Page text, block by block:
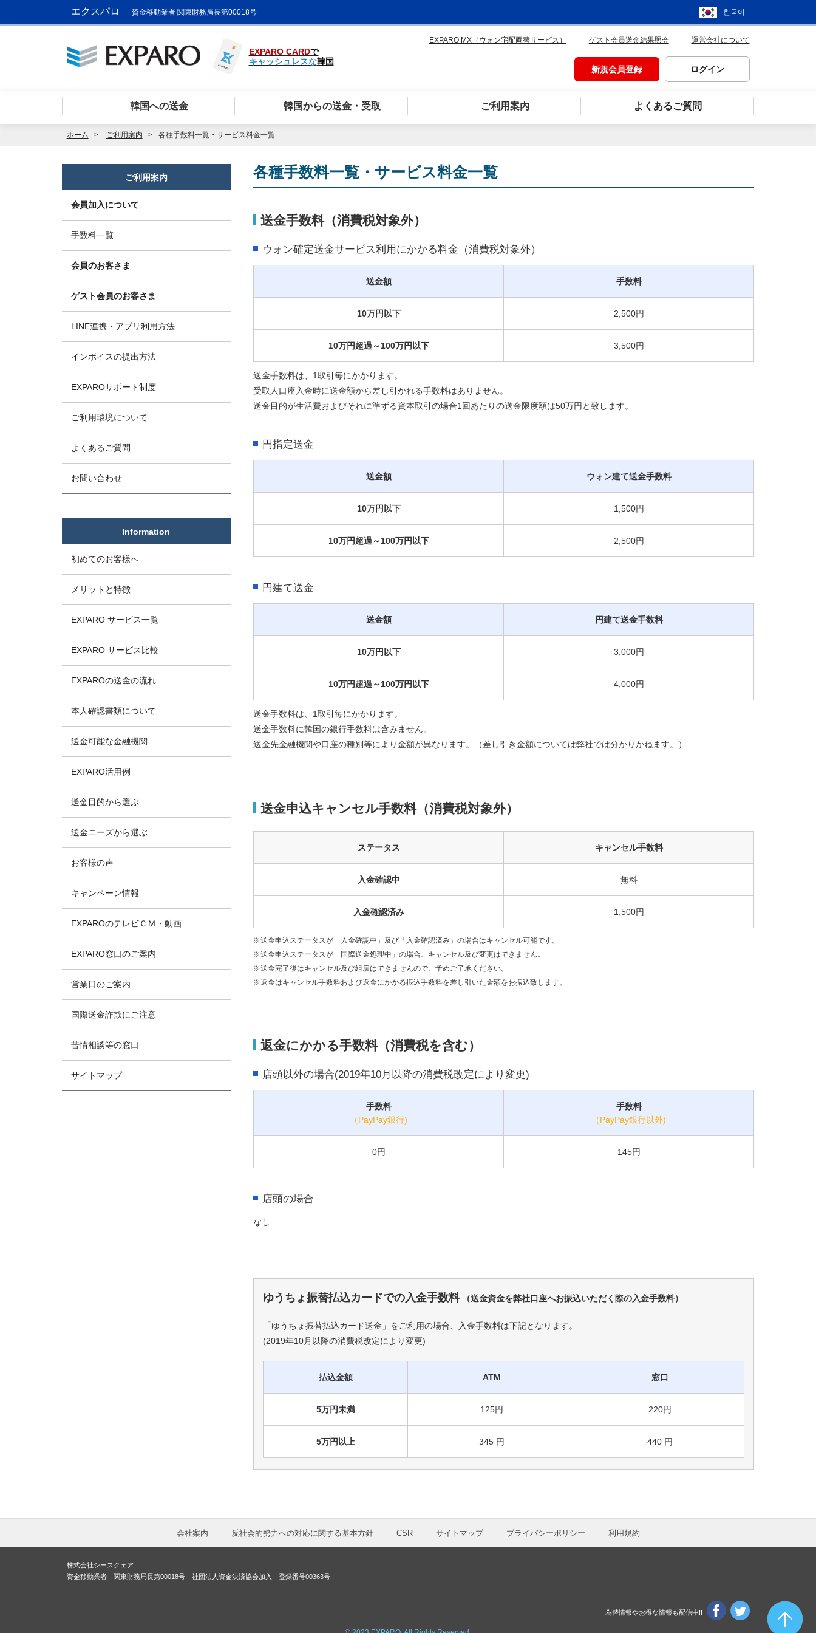
エクスパロ 資金移動業者 関東財務局長第00018号 한국어
EXPARO CARDで
キャッシュレスな韓国
EXPARO MX（ウォン宅配両替サービス） ゲスト会員送金結果照会 運営会社について
新規会員登録 ログイン
韓国への送金 韓国からの送金・受取 ご利用案内 よくあるご質問
ホーム ご利用案内 各種手数料一覧・サービス料金一覧
各種手数料一覧・サービス料金一覧
送金手数料（消費税対象外）
ウォン確定送金サービス利用にかかる料金（消費税対象外）
送金額 手数料
10万円以下 2,500円
10万円超過～100万円以下 3,500円
送金手数料は、1取引毎にかかります。
受取人口座入金時に送金額から差し引かれる手数料はありません。
送金目的が生活費およびそれに準ずる資本取引の場合1回あたりの送金限度額は50万円と致します。
円指定送金
送金額 ウォン建て送金手数料
10万円以下 1,500円
10万円超過～100万円以下 2,500円
円建て送金
送金額 円建て送金手数料
10万円以下 3,000円
10万円超過～100万円以下 4,000円
送金手数料は、1取引毎にかかります。
送金手数料に韓国の銀行手数料は含みません。
送金先金融機関や口座の種別等により金額が異なります。（差し引き金額については弊社では分かりかねます。）
送金申込キャンセル手数料（消費税対象外）
ステータス キャンセル手数料
入金確認中 無料
入金確認済み 1,500円
※送金申込ステータスが「入金確認中」及び「入金確認済み」の場合はキャンセル可能です。
※送金申込ステータスが「国際送金処理中」の場合、キャンセル及び変更はできません。
※送金完了後はキャンセル及び組戻はできませんので、予めご了承ください。
※返金はキャンセル手数料および返金にかかる振込手数料を差し引いた金額をお振込致します。
返金にかかる手数料（消費税を含む）
店頭以外の場合(2019年10月以降の消費税改定により変更)
手数料
（PayPay銀行)
手数料
（PayPay銀行以外)
0円 145円
店頭の場合
なし
ゆうちょ振替払込カードでの入金手数料（送金資金を弊社口座へお振込いただく際の入金手数料）
「ゆうちょ振替払込カード送金」をご利用の場合、入金手数料は下記となります。
(2019年10月以降の消費税改定により変更)
払込金額 ATM 窓口
5万円未満 125円 220円
5万円以上 345 円 440 円
ご利用案内
会員加入について
手数料一覧
会員のお客さま
ゲスト会員のお客さま
LINE連携・アプリ利用方法
インボイスの提出方法
EXPAROサポート制度
ご利用環境について
よくあるご質問
お問い合わせ
Information
初めてのお客様へ
メリットと特徴
EXPARO サービス一覧
EXPARO サービス比較
EXPAROの送金の流れ
本人確認書類について
送金可能な金融機関
EXPARO活用例
送金目的から選ぶ
送金ニーズから選ぶ
お客様の声
キャンペーン情報
EXPAROのテレビＣＭ・動画
EXPARO窓口のご案内
営業日のご案内
国際送金詐欺にご注意
苦情相談等の窓口
サイトマップ
会社案内 反社会的勢力への対応に関する基本方針 CSR サイトマップ プライバシーポリシー 利用規約
株式会社シースクェア
資金移動業者 関東財務局長第00018号 社団法人資金決済協会加入 登録番号00363号
為替情報やお得な情報も配信中!!